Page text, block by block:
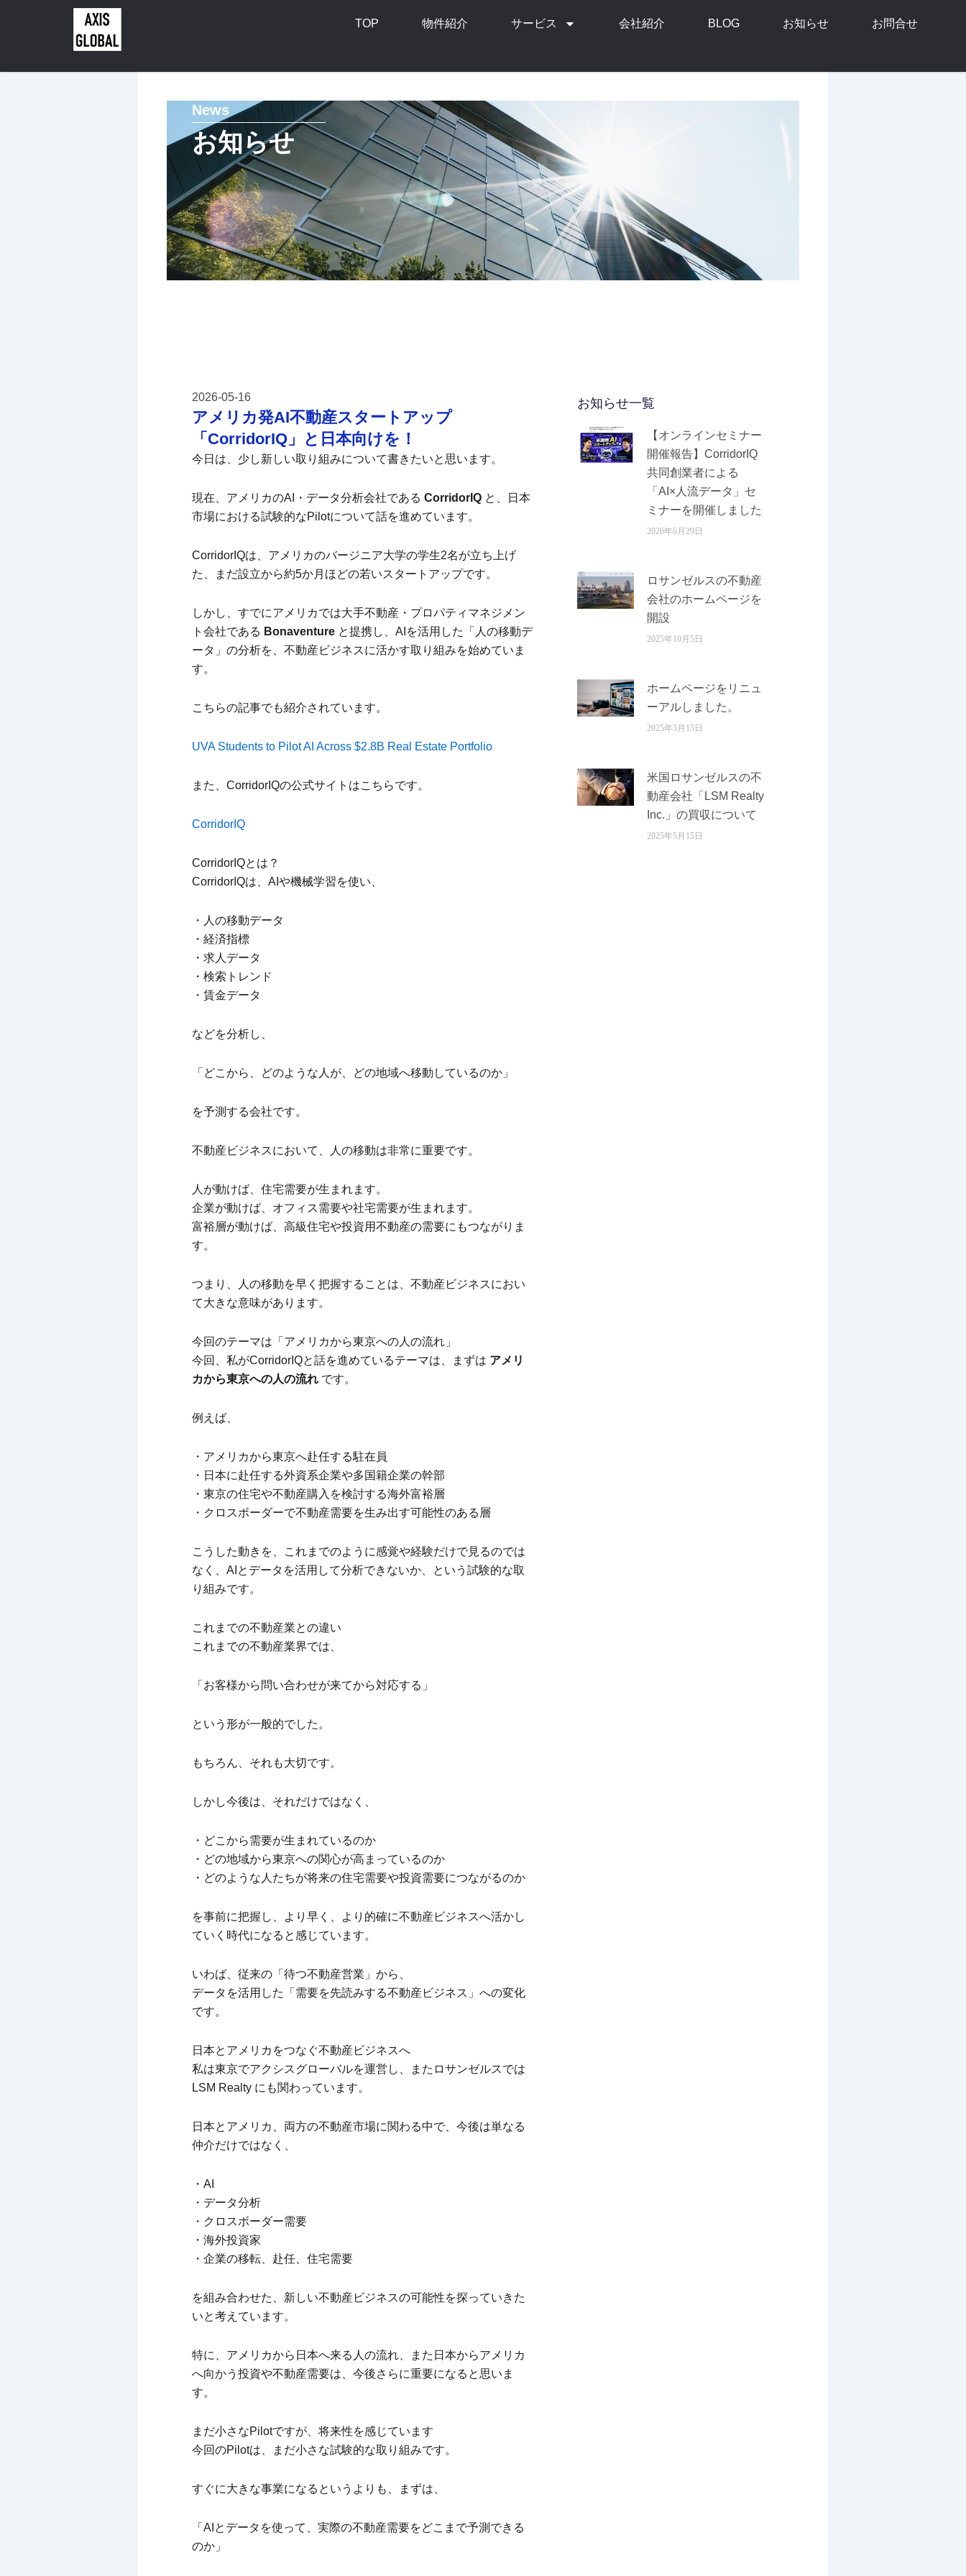
TOP 物件紹介 サービス 会社紹介 BLOG お知らせ お問合せ
News
お知らせ
2026-05-16
アメリカ発AI不動産スタートアップ
「CorridorIQ」と日本向けを！
今日は、少し新しい取り組みについて書きたいと思います。
現在、アメリカのAI・データ分析会社であるCorridorIQ と、日本
市場における試験的なPilotについて話を進めています。
CorridorIQは、アメリカのバージニア大学の学生2名が立ち上げ
た、まだ設立から約5か月ほどの若いスタートアップです。
しかし、すでにアメリカでは大手不動産・プロパティマネジメン
ト会社である Bonaventure と提携し、AIを活用した「人の移動デ
ータ」の分析を、不動産ビジネスに活かす取り組みを始めていま
す。
こちらの記事でも紹介されています。
UVA Students to Pilot AI Across $2.8B Real Estate Portfolio
また、CorridorIQの公式サイトはこちらです。
CorridorIQ
CorridorIQとは？
CorridorIQは、AIや機械学習を使い、
・人の移動データ
・経済指標
・求人データ
・検索トレンド
・賃金データ
などを分析し、
「どこから、どのような人が、どの地域へ移動しているのか」
を予測する会社です。
不動産ビジネスにおいて、人の移動は非常に重要です。
人が動けば、住宅需要が生まれます。
企業が動けば、オフィス需要や社宅需要が生まれます。
富裕層が動けば、高級住宅や投資用不動産の需要にもつながりま
す。
つまり、人の移動を早く把握することは、不動産ビジネスにおい
て大きな意味があります。
今回のテーマは「アメリカから東京への人の流れ」
今回、私がCorridorIQと話を進めているテーマは、まずは アメリ
カから東京への人の流れ です。
例えば、
・アメリカから東京へ赴任する駐在員
・日本に赴任する外資系企業や多国籍企業の幹部
・東京の住宅や不動産購入を検討する海外富裕層
・クロスボーダーで不動産需要を生み出す可能性のある層
こうした動きを、これまでのように感覚や経験だけで見るのでは
なく、AIとデータを活用して分析できないか、という試験的な取
り組みです。
これまでの不動産業との違い
これまでの不動産業界では、
「お客様から問い合わせが来てから対応する」
という形が一般的でした。
もちろん、それも大切です。
しかし今後は、それだけではなく、
・どこから需要が生まれているのか
・どの地域から東京への関心が高まっているのか
・どのような人たちが将来の住宅需要や投資需要につながるのか
を事前に把握し、より早く、より的確に不動産ビジネスへ活かし
ていく時代になると感じています。
いわば、従来の「待つ不動産営業」から、
データを活用した「需要を先読みする不動産ビジネス」への変化
です。
日本とアメリカをつなぐ不動産ビジネスへ
私は東京でアクシスグローバルを運営し、またロサンゼルスでは
LSM Realty にも関わっています。
日本とアメリカ、両方の不動産市場に関わる中で、今後は単なる
仲介だけではなく、
・AI
・データ分析
・クロスボーダー需要
・海外投資家
・企業の移転、赴任、住宅需要
を組み合わせた、新しい不動産ビジネスの可能性を探っていきた
いと考えています。
特に、アメリカから日本へ来る人の流れ、また日本からアメリカ
へ向かう投資や不動産需要は、今後さらに重要になると思いま
す。
まだ小さなPilotですが、将来性を感じています
今回のPilotは、まだ小さな試験的な取り組みです。
すぐに大きな事業になるというよりも、まずは、
「AIとデータを使って、実際の不動産需要をどこまで予測できる
のか」
お知らせ一覧
【オンラインセミナー
開催報告】CorridorIQ
共同創業者による
「AI×人流データ」セ
ミナーを開催しました
2026年6月29日
ロサンゼルスの不動産
会社のホームページを
開設
2025年10月5日
ホームページをリニュ
ーアルしました。
2025年5月15日
米国ロサンゼルスの不
動産会社「LSM Realty
Inc.」の買収について
2025年5月15日